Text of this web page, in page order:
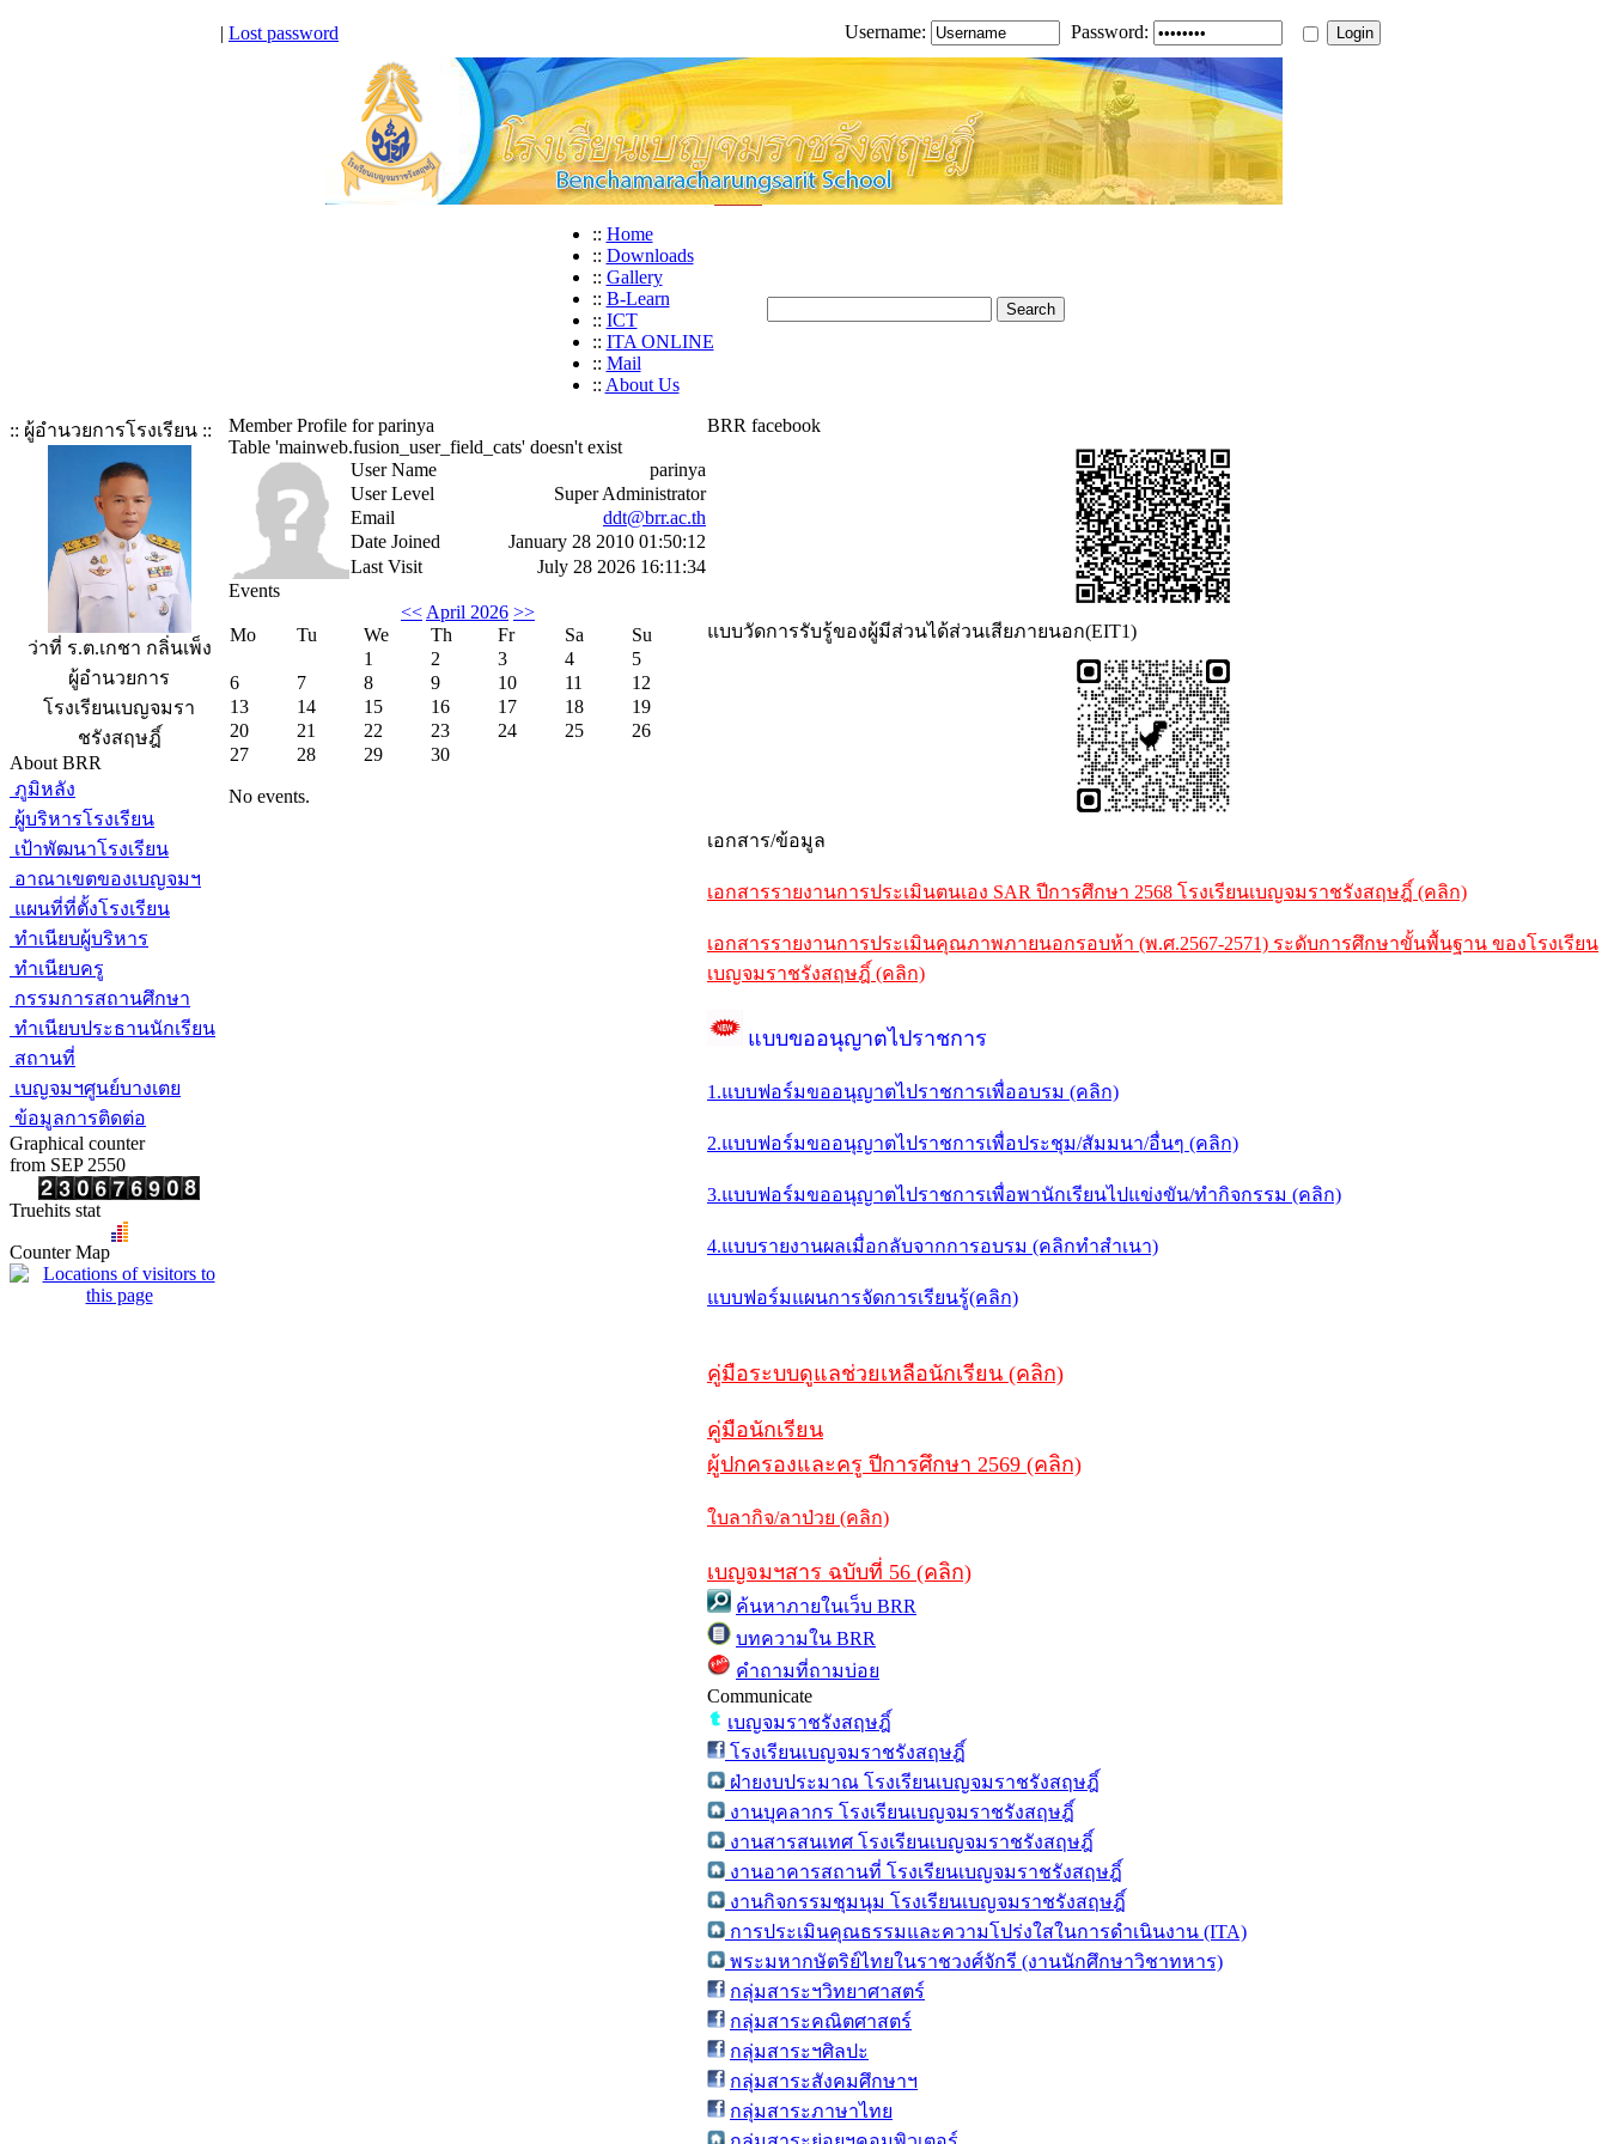
| Lost password Username: Password:
:: Home
:: Downloads
:: Gallery
:: B-Learn
:: ICT
:: ITA ONLINE
:: Mail
:: About Us
:: ผู้อำนวยการโรงเรียน ::
ว่าที่ ร.ต.เกชา กลิ่นเพ็ง
ผู้อำนวยการ
โรงเรียนเบญจมรา
ชรังสฤษฎิ์
About BRR
ภูมิหลัง
ผู้บริหารโรงเรียน
เป้าพัฒนาโรงเรียน
อาณาเขตของเบญจมฯ
แผนที่ที่ตั้งโรงเรียน
ทำเนียบผู้บริหาร
ทำเนียบครู
กรรมการสถานศึกษา
ทำเนียบประธานนักเรียน
สถานที่
เบญจมฯศูนย์บางเตย
ข้อมูลการติดต่อ
Graphical counter
from SEP 2550
Truehits stat
Counter Map
Member Profile for parinya
Table 'mainweb.fusion_user_field_cats' doesn't exist
User Name
parinya
User Level
Super Administrator
Email
ddt@brr.ac.th
Date Joined
January 28 2010 01:50:12
Last Visit
July 28 2026 16:11:34
Events
<< April 2026 >>
Mo
Tu We Th Fr Sa
Su
1
2 3 4
5
6
7 8 9 10 11
12
13
14 15 16 17 18
19
20
21 22 23 24 25
26
27
28 29 30
No events.
BRR facebook
แบบวัดการรับรู้ของผู้มีส่วนได้ส่วนเสียภายนอก(EIT1)
เอกสาร/ข้อมูล
เอกสารรายงานการประเมินตนเอง SAR ปีการศึกษา 2568 โรงเรียนเบญจมราชรังสฤษฎิ์ (คลิก)
เอกสารรายงานการประเมินคุณภาพภายนอกรอบห้า (พ.ศ.2567-2571) ระดับการศึกษาขั้นพื้นฐาน ของโรงเรียน
เบญจมราชรังสฤษฎิ์ (คลิก)
แบบขออนุญาตไปราชการ
1.แบบฟอร์มขออนุญาตไปราชการเพื่ออบรม (คลิก)
2.แบบฟอร์มขออนุญาตไปราชการเพื่อประชุม/สัมมนา/อื่นๆ (คลิก)
3.แบบฟอร์มขออนุญาตไปราชการเพื่อพานักเรียนไปแข่งขัน/ทำกิจกรรม (คลิก)
4.แบบรายงานผลเมื่อกลับจากการอบรม (คลิกทำสำเนา)
แบบฟอร์มแผนการจัดการเรียนรู้(คลิก)
คู่มือระบบดูแลช่วยเหลือนักเรียน (คลิก)
คู่มือนักเรียน
ผู้ปกครองและครู ปีการศึกษา 2569 (คลิก)
ใบลากิจ/ลาป่วย (คลิก)
เบญจมฯสาร ฉบับที่ 56 (คลิก)
ค้นหาภายในเว็บ BRR
บทความใน BRR
คำถามที่ถามบ่อย
Communicate
เบญจมราชรังสฤษฎิ์
โรงเรียนเบญจมราชรังสฤษฎิ์
ฝ่ายงบประมาณ โรงเรียนเบญจมราชรังสฤษฎิ์
งานบุคลากร โรงเรียนเบญจมราชรังสฤษฎิ์
งานสารสนเทศ โรงเรียนเบญจมราชรังสฤษฎิ์
งานอาคารสถานที่ โรงเรียนเบญจมราชรังสฤษฎิ์
งานกิจกรรมชุมนุม โรงเรียนเบญจมราชรังสฤษฎิ์
การประเมินคุณธรรมและความโปร่งใสในการดำเนินงาน (ITA)
พระมหากษัตริย์ไทยในราชวงศ์จักรี (งานนักศึกษาวิชาทหาร)
กลุ่มสาระฯวิทยาศาสตร์
กลุ่มสาระคณิตศาสตร์
กลุ่มสาระฯศิลปะ
กลุ่มสาระสังคมศึกษาฯ
กลุ่มสาระภาษาไทย